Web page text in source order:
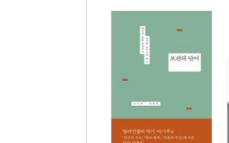
라이팅은 리라이팅
내 안에 너 있다
행복한 사전
모두 숲으로 돌아갔다
둘만의 보물찾기
프로와 아마추어의 차이